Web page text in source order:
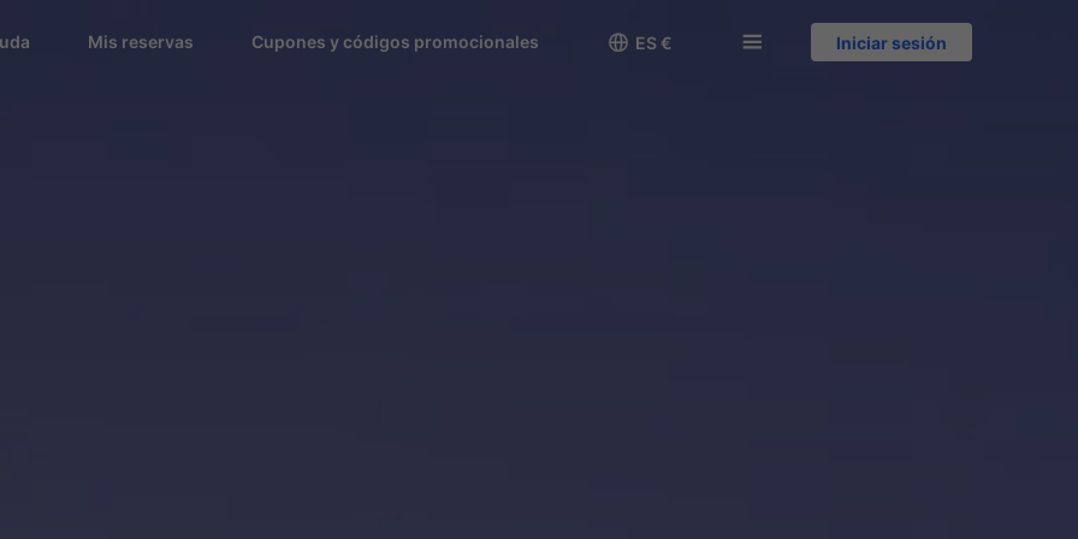
Mis reservas Cupones y códigos promocionales 󱅍 ES €  Iniciar sesión